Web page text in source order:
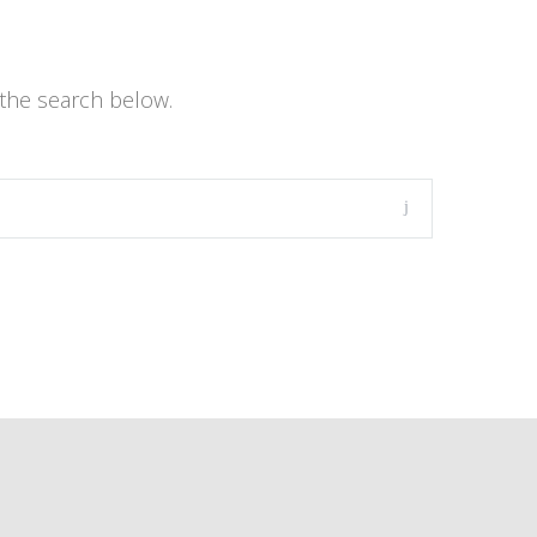
search below.